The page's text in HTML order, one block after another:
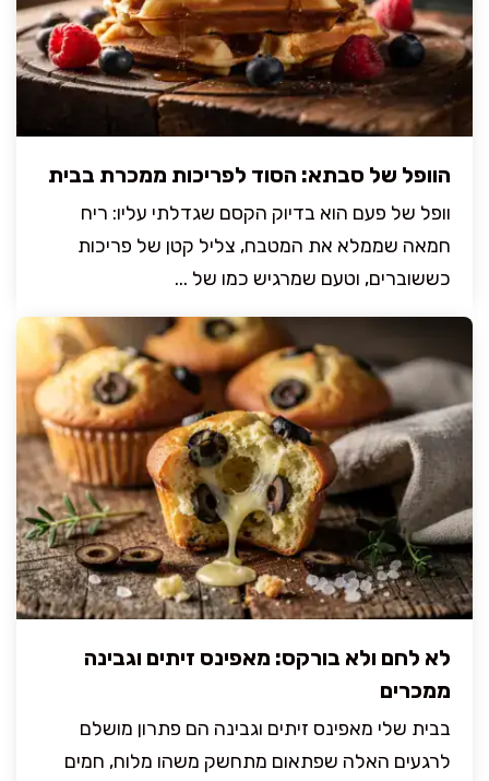
הוופל של סבתא: הסוד לפריכות ממכרת בבית
וופל של פעם הוא בדיוק הקסם שגדלתי עליו: ריח
חמאה שממלא את המטבח, צליל קטן של פריכות
כששוברים, וטעם שמרגיש כמו של ...
לא לחם ולא בורקס: מאפינס זיתים וגבינה
ממכרים
בבית שלי מאפינס זיתים וגבינה הם פתרון מושלם
לרגעים האלה שפתאום מתחשק משהו מלוח, חמים